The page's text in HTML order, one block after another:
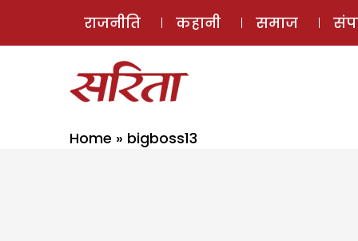
राजनीति कहानी समाज
Home » bigboss13